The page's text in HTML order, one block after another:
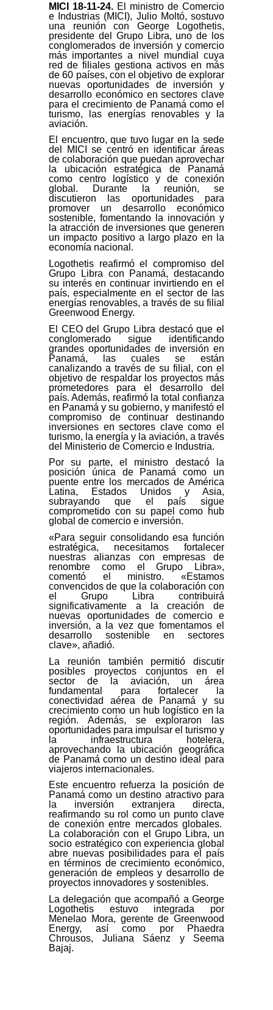
MICI 18-11-24. El ministro de Comercio
e Industrias (MICI), Julio Moltó, sostuvo
una reunión con George Logothetis,
presidente del Grupo Libra, uno de los
conglomerados de inversión y comercio
más importantes a nivel mundial cuya
red de filiales gestiona activos en más
de 60 países, con el objetivo de explorar
nuevas oportunidades de inversión y
desarrollo económico en sectores clave
para el crecimiento de Panamá como el
turismo, las energías renovables y la
aviación.
El encuentro, que tuvo lugar en la sede
del MICI se centró en identificar áreas
de colaboración que puedan aprovechar
la ubicación estratégica de Panamá
como centro logístico y de conexión
global. Durante la reunión, se
discutieron las oportunidades para
promover un desarrollo económico
sostenible, fomentando la innovación y
la atracción de inversiones que generen
un impacto positivo a largo plazo en la
economía nacional.
Logothetis reafirmó el compromiso del
Grupo Libra con Panamá, destacando
su interés en continuar invirtiendo en el
país, especialmente en el sector de las
energías renovables, a través de su filial
Greenwood Energy.
El CEO del Grupo Libra destacó que el
conglomerado sigue identificando
grandes oportunidades de inversión en
Panamá, las cuales se están
canalizando a través de su filial, con el
objetivo de respaldar los proyectos más
prometedores para el desarrollo del
país. Además, reafirmó la total confianza
en Panamá y su gobierno, y manifestó el
compromiso de continuar destinando
inversiones en sectores clave como el
turismo, la energía y la aviación, a través
del Ministerio de Comercio e Industria.
Por su parte, el ministro destacó la
posición única de Panamá como un
puente entre los mercados de América
Latina, Estados Unidos y Asia,
subrayando que el país sigue
comprometido con su papel como hub
global de comercio e inversión.
«Para seguir consolidando esa función
estratégica, necesitamos fortalecer
nuestras alianzas con empresas de
renombre como el Grupo Libra»,
comentó el ministro. «Estamos
convencidos de que la colaboración con
el Grupo Libra contribuirá
significativamente a la creación de
nuevas oportunidades de comercio e
inversión, a la vez que fomentamos el
desarrollo sostenible en sectores
clave», añadió.
La reunión también permitió discutir
posibles proyectos conjuntos en el
sector de la aviación, un área
fundamental para fortalecer la
conectividad aérea de Panamá y su
crecimiento como un hub logístico en la
región. Además, se exploraron las
oportunidades para impulsar el turismo y
la infraestructura hotelera,
aprovechando la ubicación geográfica
de Panamá como un destino ideal para
viajeros internacionales.
Este encuentro refuerza la posición de
Panamá como un destino atractivo para
la inversión extranjera directa,
reafirmando su rol como un punto clave
de conexión entre mercados globales.
La colaboración con el Grupo Libra, un
socio estratégico con experiencia global
abre nuevas posibilidades para el país
en términos de crecimiento económico,
generación de empleos y desarrollo de
proyectos innovadores y sostenibles.
La delegación que acompañó a George
Logothetis estuvo integrada por
Menelao Mora, gerente de Greenwood
Energy, así como por Phaedra
Chrousos, Juliana Sáenz y Seema
Bajaj.